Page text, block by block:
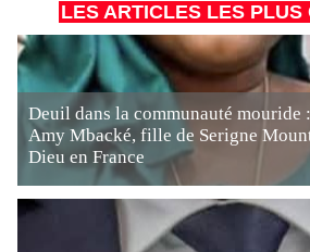
LES ARTICLES LES PLUS
Deuil dans la communauté mouride
Amy Mbacké, fille de Serigne
Dieu en France